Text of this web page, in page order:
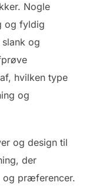
Nogle
og fyldig
og
hvilken type
og
og design til
der
og præferencer.